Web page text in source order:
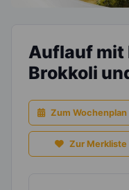
Auflauf mit
Brokkoli
Zum
Zur Merkliste